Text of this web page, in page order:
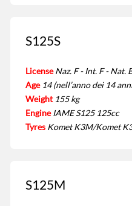
S125S
License Naz. F - Int. F - Nat.
Age 14 (nell’anno dei 14
Weight 155 kg
Engine IAME S125 125cc
Tyres Komet K3M/Komet
S125M